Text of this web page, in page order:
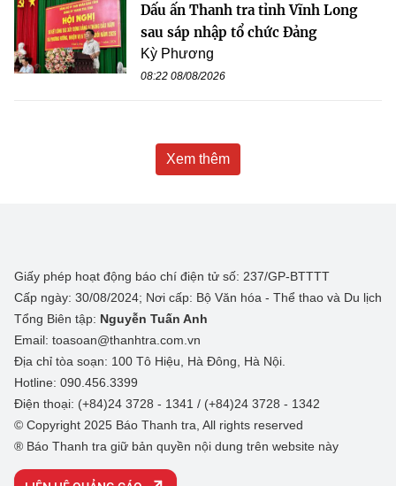
Dấu ấn Thanh tra tỉnh Vĩnh Long
sau sáp nhập tổ chức Đảng
Kỳ Phương
08:22 08/08/2026
Xem thêm
Giấy phép hoạt động báo chí điện tử số: 237/GP-BTTTT
Cấp ngày: 30/08/2024; Nơi cấp: Bộ Văn hóa - Thể thao và Du lịch
Tổng Biên tập: Nguyễn Tuấn Anh
Email: toasoan@thanhtra.com.vn
Địa chỉ tòa soạn: 100 Tô Hiệu, Hà Đông, Hà Nội.
Hotline: 090.456.3399
Điện thoại: (+84)24 3728 - 1341 / (+84)24 3728 - 1342
© Copyright 2025 Báo Thanh tra, All rights reserved
® Báo Thanh tra giữ bản quyền nội dung trên website này